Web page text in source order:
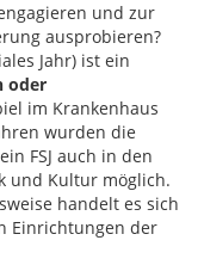
und zur
ausprobieren?
Jahr) ist ein
oder
im Krankenhaus
wurden die
FSJ auch in den
und Kultur möglich.
handelt es sich
Einrichtungen der